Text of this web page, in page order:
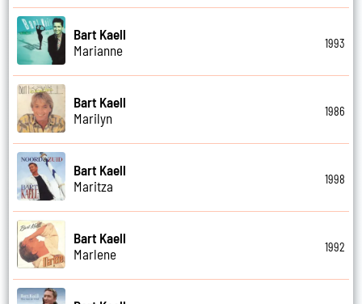
Bart Kaell
Marianne
1993
Bart Kaell
Marilyn
1986
Bart Kaell
Maritza
1998
Bart Kaell
Marlene
1992